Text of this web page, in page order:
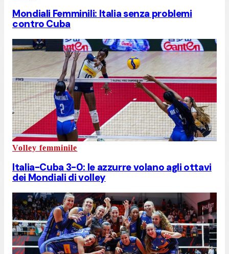
Mondiali Femminili: Italia senza problemi
contro Cuba
Volley femminile
Italia-Cuba 3-0: le azzurre volano agli ottavi
dei Mondiali di volley